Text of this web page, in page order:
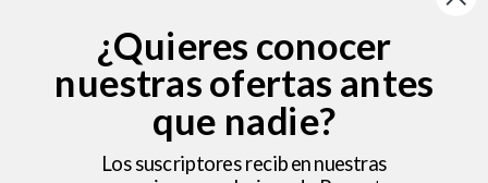
VESALA
MICROZANJAS
¿Quieres conocer
nuestras ofertas antes
que nadie?
Los suscriptores reciben nuestras